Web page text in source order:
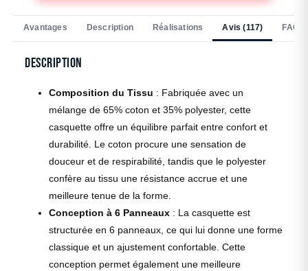
Avantages Description Réalisations Avis (117) FAQ
Description
Composition du Tissu : Fabriquée avec un
mélange de 65% coton et 35% polyester, cette
casquette offre un équilibre parfait entre confort et
durabilité. Le coton procure une sensation de
douceur et de respirabilité, tandis que le polyester
confère au tissu une résistance accrue et une
meilleure tenue de la forme.
Conception à 6 Panneaux : La casquette est
structurée en 6 panneaux, ce qui lui donne une forme
classique et un ajustement confortable. Cette
conception permet également une meilleure